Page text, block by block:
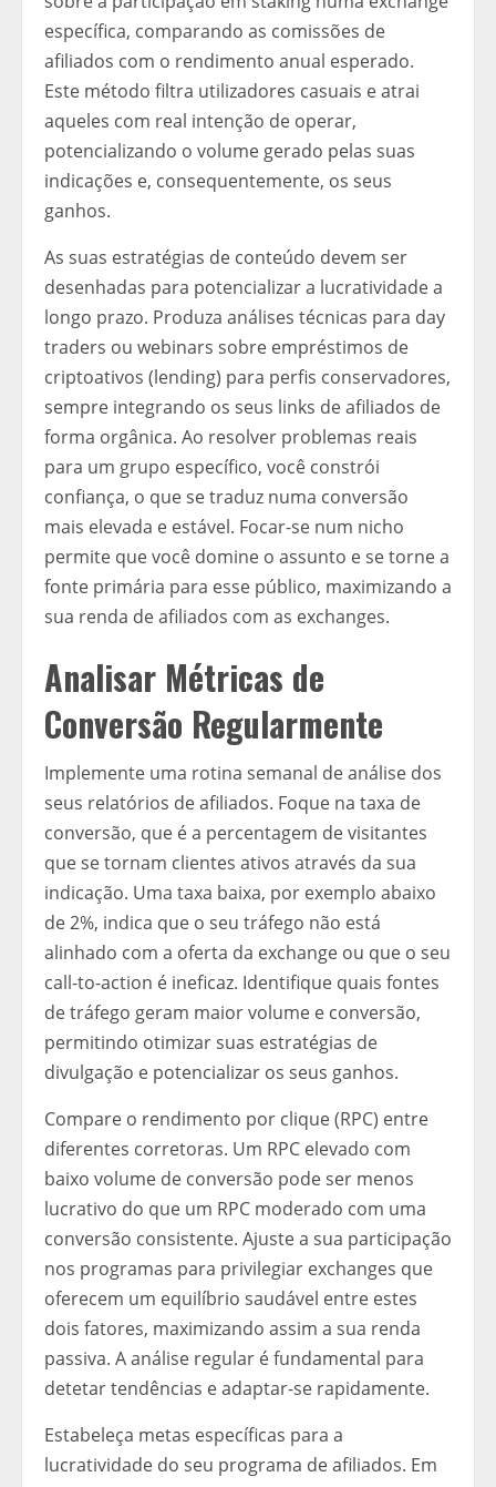
específica, comparando as comissões de
afiliados com o rendimento anual esperado.
Este método filtra utilizadores casuais e atrai
aqueles com real intenção de operar,
potencializando o volume gerado pelas suas
indicações e, consequentemente, os seus
ganhos.
As suas estratégias de conteúdo devem ser
desenhadas para potencializar a lucratividade a
longo prazo. Produza análises técnicas para day
traders ou webinars sobre empréstimos de
criptoativos (lending) para perfis conservadores,
sempre integrando os seus links de afiliados de
forma orgânica. Ao resolver problemas reais
para um grupo específico, você constrói
confiança, o que se traduz numa conversão
mais elevada e estável. Focar-se num nicho
permite que você domine o assunto e se torne a
fonte primária para esse público, maximizando a
sua renda de afiliados com as exchanges.
Analisar Métricas de
Conversão Regularmente
Implemente uma rotina semanal de análise dos
seus relatórios de afiliados. Foque na taxa de
conversão, que é a percentagem de visitantes
que se tornam clientes ativos através da sua
indicação. Uma taxa baixa, por exemplo abaixo
de 2%, indica que o seu tráfego não está
alinhado com a oferta da exchange ou que o seu
call-to-action é ineficaz. Identifique quais fontes
de tráfego geram maior volume e conversão,
permitindo otimizar suas estratégias de
divulgação e potencializar os seus ganhos.
Compare o rendimento por clique (RPC) entre
diferentes corretoras. Um RPC elevado com
baixo volume de conversão pode ser menos
lucrativo do que um RPC moderado com uma
conversão consistente. Ajuste a sua participação
nos programas para privilegiar exchanges que
oferecem um equilíbrio saudável entre estes
dois fatores, maximizando assim a sua renda
passiva. A análise regular é fundamental para
detetar tendências e adaptar-se rapidamente.
Estabeleça metas específicas para a
lucratividade do seu programa de afiliados. Em